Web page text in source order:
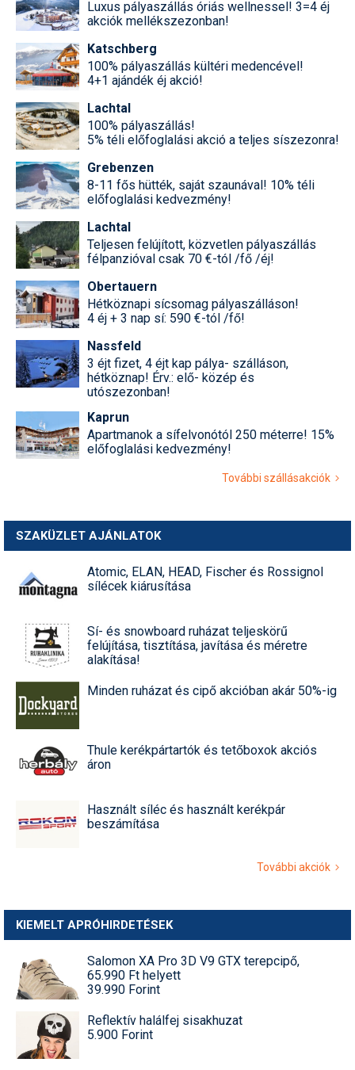
Síszerviz
Sítechnika
Snowboard
Snowboardfelszerelés
Sportorvos
Szakértők
Szánkó
Szótárak
Telemark
Téli sportok
Termékajánló
Történelem
Túrasí
Védőfelszerelés
Luxus pályaszállás óriás wellnessel! 3=4 éj
akciók mellékszezonban!
Katschberg
100% pályaszállás kültéri medencével!
4+1 ajándék éj akció!
Lachtal
100% pályaszállás!
5% téli előfoglalási akció a teljes síszezonra!
Grebenzen
8-11 fős hütték, saját szaunával! 10% téli
előfoglalási kedvezmény!
Lachtal
Teljesen felújított, közvetlen pályaszállás
félpanzióval csak 70 €-tól /fő /éj!
Obertauern
Hétköznapi sícsomag pályaszálláson!
4 éj + 3 nap sí: 590 €-tól /fő!
Nassfeld
3 éjt fizet, 4 éjt kap pálya- szálláson,
hétköznap! Érv.: elő- közép és
utószezonban!
Kaprun
Apartmanok a sífelvonótól 250 méterre! 15%
előfoglalási kedvezmény!
További szállásakciók
SZAKÜZLET AJÁNLATOK
Atomic, ELAN, HEAD, Fischer és Rossignol
sílécek kiárusítása
Sí- és snowboard ruházat teljeskörű
felújítása, tisztítása, javítása és méretre
alakítása!
Minden ruházat és cipő akcióban akár 50%-ig
Thule kerékpártartók és tetőboxok akciós
áron
Használt síléc és használt kerékpár
beszámítása
További akciók
KIEMELT APRÓHIRDETÉSEK
Salomon XA Pro 3D V9 GTX terepcipő,
65.990 Ft helyett
39.990 Forint
Reflektív halálfej sisakhuzat
5.900 Forint